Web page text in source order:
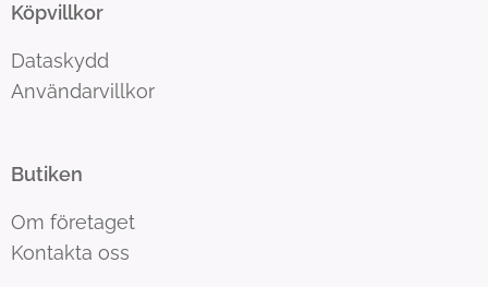
Köpvillkor
Dataskydd
Användarvillkor
Butiken
Om företaget
Kontakta oss